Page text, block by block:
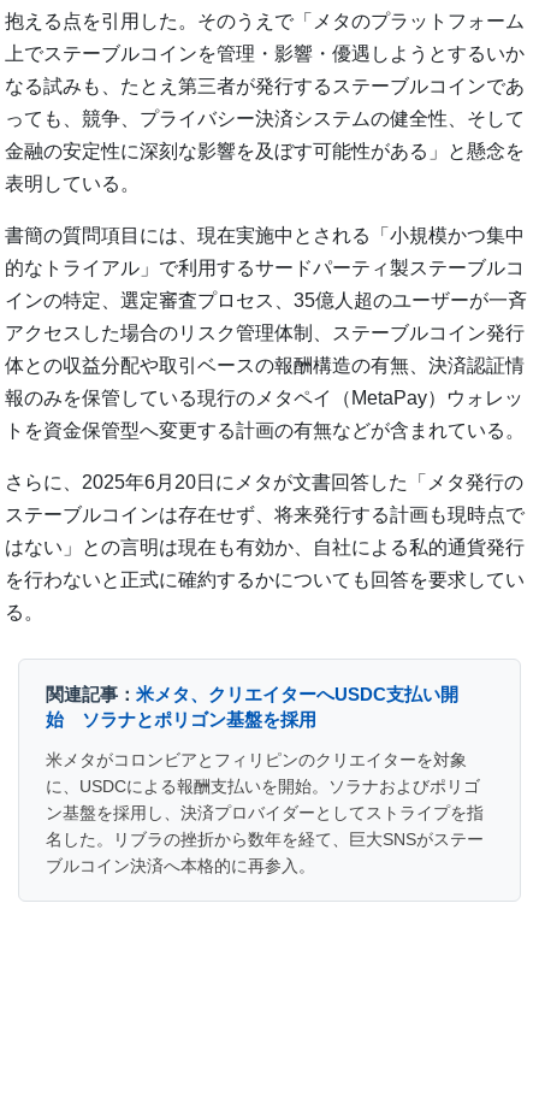
抱える点を引用した。そのうえで「メタのプラットフォーム
上でステーブルコインを管理・影響・優遇しようとするいか
なる試みも、たとえ第三者が発行するステーブルコインであ
っても、競争、プライバシー決済システムの健全性、そして
金融の安定性に深刻な影響を及ぼす可能性がある」と懸念を
表明している。
書簡の質問項目には、現在実施中とされる「小規模かつ集中
的なトライアル」で利用するサードパーティ製ステーブルコ
インの特定、選定審査プロセス、35億人超のユーザーが一斉
アクセスした場合のリスク管理体制、ステーブルコイン発行
体との収益分配や取引ベースの報酬構造の有無、決済認証情
報のみを保管している現行のメタペイ（MetaPay）ウォレッ
トを資金保管型へ変更する計画の有無などが含まれている。
さらに、2025年6月20日にメタが文書回答した「メタ発行の
ステーブルコインは存在せず、将来発行する計画も現時点で
はない」との言明は現在も有効か、自社による私的通貨発行
を行わないと正式に確約するかについても回答を要求してい
る。
関連記事：米メタ、クリエイターへUSDC支払い開
始 ソラナとポリゴン基盤を採用
米メタがコロンビアとフィリピンのクリエイターを対象
に、USDCによる報酬支払いを開始。ソラナおよびポリゴ
ン基盤を採用し、決済プロバイダーとしてストライプを指
名した。リブラの挫折から数年を経て、巨大SNSがステー
ブルコイン決済へ本格的に再参入。